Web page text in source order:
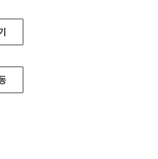
강센터 정신건강연구소